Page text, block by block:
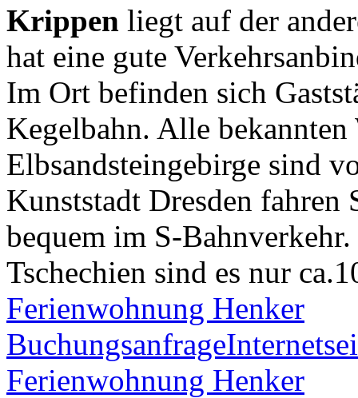
Krippen liegt auf der
hat eine gute
Im Ort befinden sich
Kegelbahn. Alle
Elbsandsteingebirge sind
Kunststadt Dresden fahren
bequem im S-
Tschechien sind es nur
Ferienwohnung Henker
Buchungsanfrage
Ferienwohnung Henker